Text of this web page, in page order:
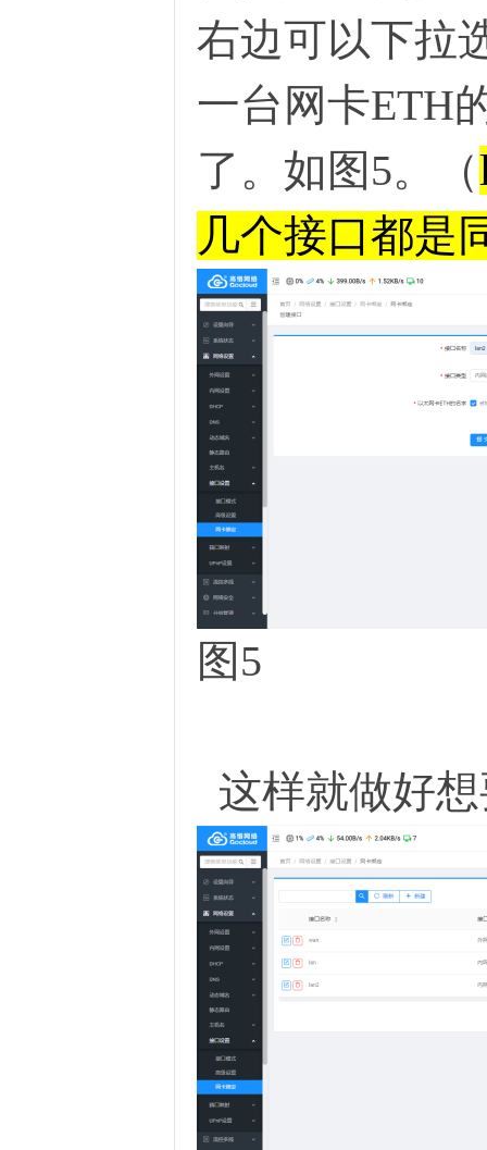
右边可以下拉
一台网卡ETH
了。如图5。（
几个接口都是
图5
这样就做好